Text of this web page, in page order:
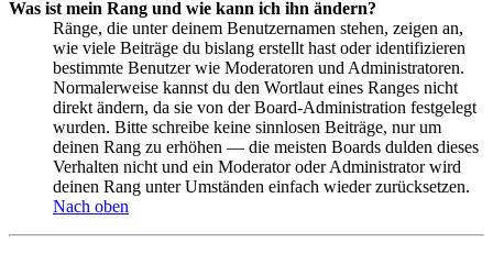
Was ist mein Rang und wie kann ich ihn ändern?
Ränge, die unter deinem Benutzernamen stehen, zeigen an,
wie viele Beiträge du bislang erstellt hast oder identifizieren
bestimmte Benutzer wie Moderatoren und Administratoren.
Normalerweise kannst du den Wortlaut eines Ranges nicht
direkt ändern, da sie von der Board-Administration festgelegt
wurden. Bitte schreibe keine sinnlosen Beiträge, nur um
deinen Rang zu erhöhen — die meisten Boards dulden dieses
Verhalten nicht und ein Moderator oder Administrator wird
deinen Rang unter Umständen einfach wieder zurücksetzen.
Nach oben